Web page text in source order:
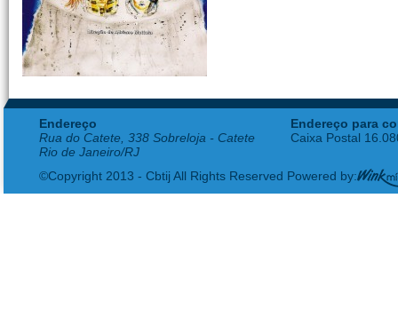
Endereço
Rua do Catete, 338 Sobreloja - Catete
Rio de Janeiro/RJ
Endereço para
Caixa Postal
©Copyright 2013 - Cbtij All Rights Reserved Powered by: